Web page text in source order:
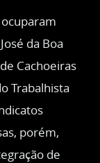
da Boa
Cachoeiras
Trabalhista
porém,
de